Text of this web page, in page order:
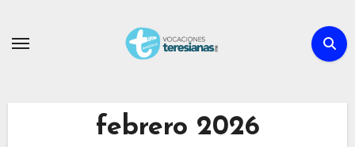
contenido
febrero 2026